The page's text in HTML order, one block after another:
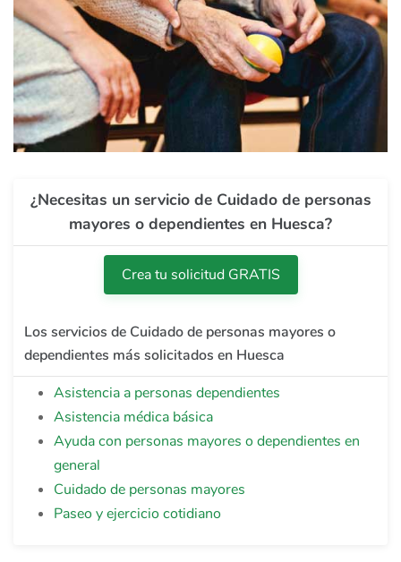
¿Necesitas un servicio de Cuidado de personas
mayores o dependientes en Huesca?
Crea tu solicitud GRATIS
Los servicios de Cuidado de personas mayores o
dependientes más solicitados en Huesca
Asistencia a personas dependientes
Asistencia médica básica
Ayuda con personas mayores o dependientes en
general
Cuidado de personas mayores
Paseo y ejercicio cotidiano